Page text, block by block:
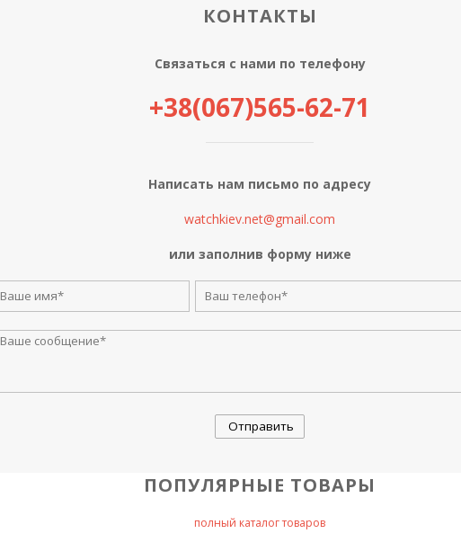
КОНТАКТЫ
Связаться с нами по телефону
+38(067)565-62-71
Написать нам письмо по адресу
watchkiev.net@gmail.com
или заполнив форму ниже
ПОПУЛЯРНЫЕ ТОВАРЫ
полный каталог товаров